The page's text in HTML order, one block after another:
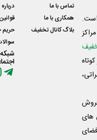
های
تماس با ما
همکاری با ما
بلاگ کانال تخفیف